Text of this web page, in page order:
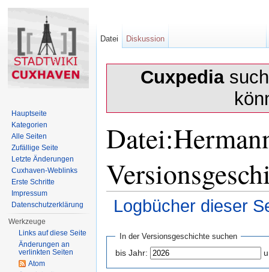
Cuxpedia
Logbücher dieser
In der Versionsgeschichte suchen
bis Jahr:
Datei Diskussion
Hauptseite
Kategorien
Alle Seiten
Zufällige Seite
Letzte Änderungen
Cuxhaven-Weblinks
Erste Schritte
Impressum
Datenschutzerklärung
Werkzeuge
Links auf diese Seite
Änderungen an
verlinkten Seiten
Atom